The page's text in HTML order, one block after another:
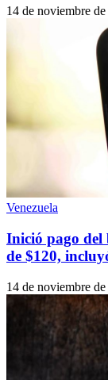
14 de noviembre
Venezuela
Inició pago del
de $120,
14 de noviembre